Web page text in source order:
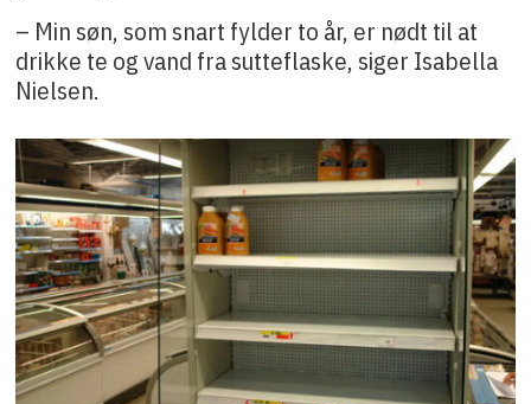
– Min søn, som snart fylder to år, er nødt til at
drikke te og vand fra sutteflaske, siger Isabella
Nielsen.